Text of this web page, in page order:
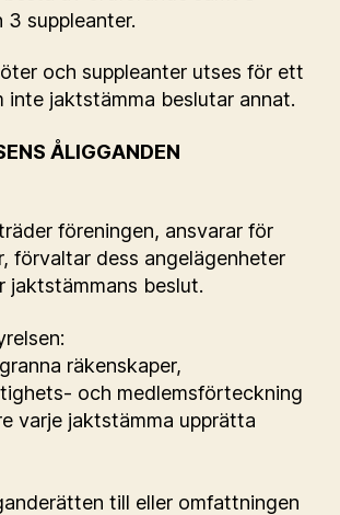
suppleanter.
och suppleanter utses för ett
inte jaktstämma beslutar annat.
ÅLIGGANDEN
föreningen, ansvarar för
förvaltar dess angelägenheter
jaktstämmans beslut.
räkenskaper,
och medlemsförteckning
varje jaktstämma upprätta
till eller omfattningen